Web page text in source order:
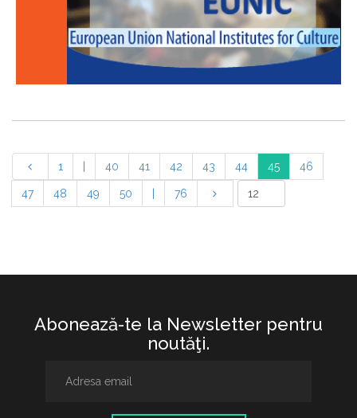
1 40 41 42 43 44 45 46
47 48 49 50 76
Abonează-te la Newsletter pentru
noutăţi.